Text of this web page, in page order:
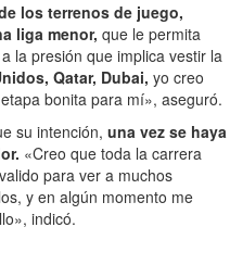
los terrenos de juego,
liga menor, que le permita
la presión que implica vestir la
Qatar, Dubai, yo creo
bonita para mí», aseguró.
su intención, una vez se haya
«Creo que toda la carrera
para ver a muchos
y en algún momento me
indicó.